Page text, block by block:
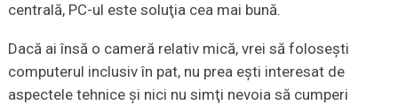
centrală, PC-ul este soluţia cea mai bună.
Dacă ai însă o cameră relativ mică, vrei să foloseşti
computerul inclusiv în pat, nu prea eşti interesat de
aspectele tehnice şi nici nu simţi nevoia să cumperi